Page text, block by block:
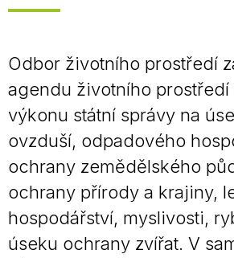
Odbor životního prostředí
agendu životního prostředí
výkonu státní správy na
ovzduší, odpadového
ochrany zemědělského
ochrany přírody a krajiny,
hospodářství, myslivosti,
úseku ochrany zvířat. V